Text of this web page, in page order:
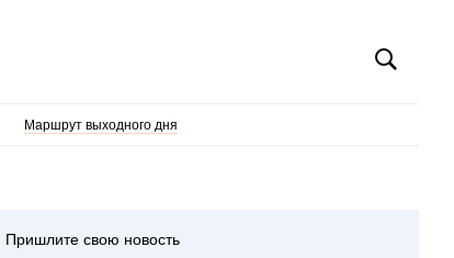
Маршрут выходного дня
Пришлите свою новость